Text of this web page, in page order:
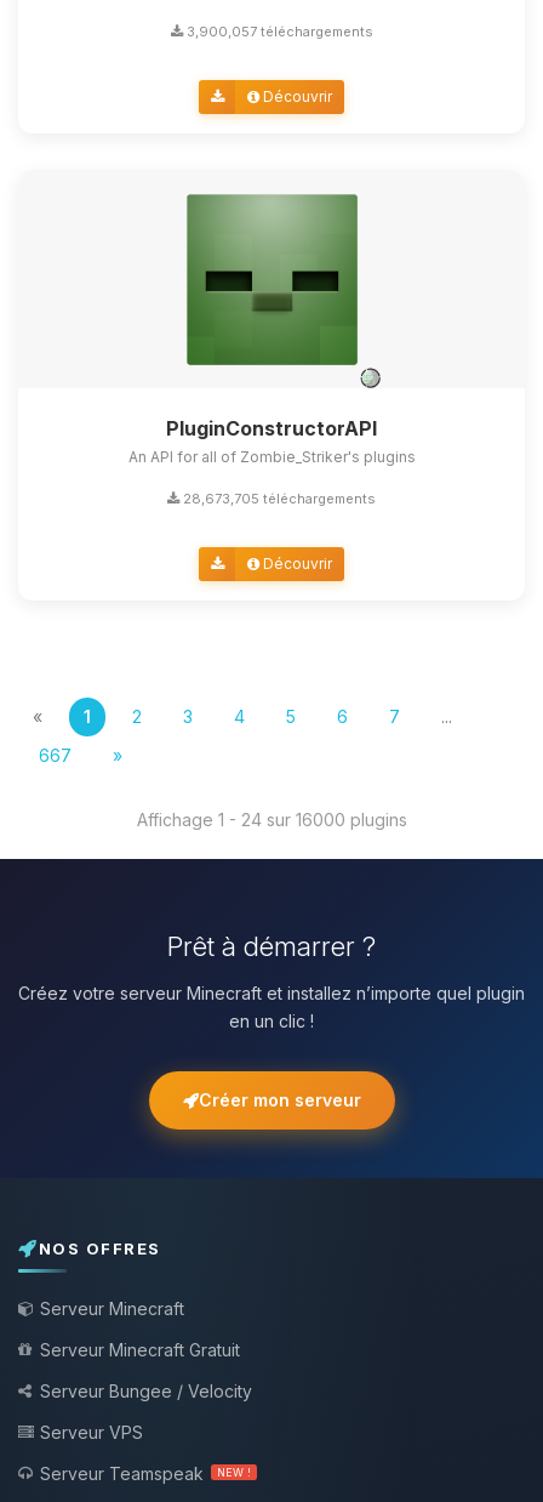
3,900,057 téléchargements
Découvrir
PluginConstructorAPI
An API for all of Zombie_Striker's plugins
28,673,705 téléchargements
Découvrir
« 1 2 3 4 5 6 7
...
667
»
Affichage 1 - 24 sur 16000 plugins
Prêt à démarrer ?
Créez votre serveur Minecraft et installez n’importe quel plugin
en un clic !
Créer mon serveur
NOS OFFRES
Serveur Minecraft
Serveur Minecraft Gratuit
Serveur Bungee / Velocity
Serveur VPS
Serveur Teamspeak
NEW !